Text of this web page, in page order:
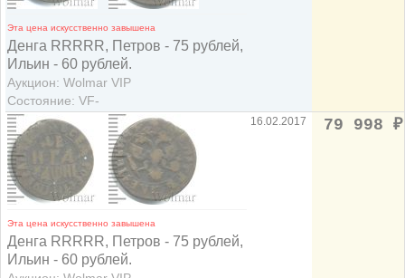
Эта цена искусственно завышена
Денга RRRRR, Петров - 75 рублей,
Ильин - 60 рублей.
Аукцион: Wolmar VIP
Состояние: VF-
Эта цена искусственно завышена
Денга RRRRR, Петров - 75 рублей,
Ильин - 60 рублей.
16.02.2017 79 998 ₽